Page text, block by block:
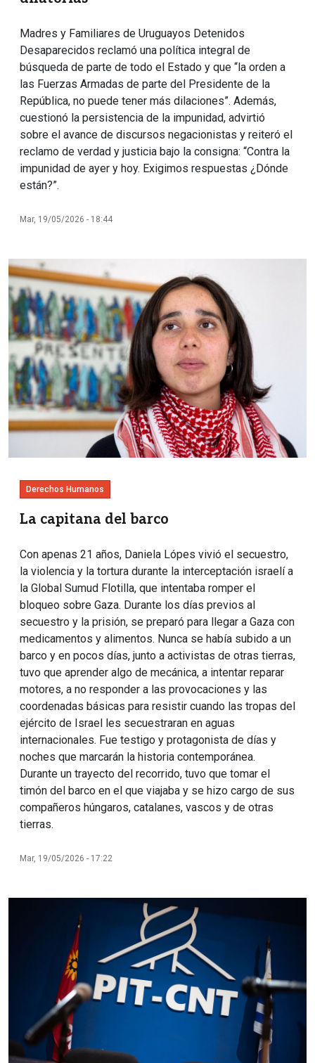
Madres y Familiares de Uruguayos Detenidos
Desaparecidos reclamó una política integral de
búsqueda de parte de todo el Estado y que “la orden a
las Fuerzas Armadas de parte del Presidente de la
República, no puede tener más dilaciones”. Además,
cuestionó la persistencia de la impunidad, advirtió
sobre el avance de discursos negacionistas y reiteró el
reclamo de verdad y justicia bajo la consigna: “Contra la
impunidad de ayer y hoy. Exigimos respuestas ¿Dónde
están?”.
Mar, 19/05/2026 - 18:44
Imagen
Derechos Humanos
La capitana del barco
Con apenas 21 años, Daniela Lópes vivió el secuestro,
la violencia y la tortura durante la interceptación israelí a
la Global Sumud Flotilla, que intentaba romper el
bloqueo sobre Gaza. Durante los días previos al
secuestro y la prisión, se preparó para llegar a Gaza con
medicamentos y alimentos. Nunca se había subido a un
barco y en pocos días, junto a activistas de otras tierras,
tuvo que aprender algo de mecánica, a intentar reparar
motores, a no responder a las provocaciones y las
coordenadas básicas para resistir cuando las tropas del
ejército de Israel les secuestraran en aguas
internacionales. Fue testigo y protagonista de días y
noches que marcarán la historia contemporánea.
Durante un trayecto del recorrido, tuvo que tomar el
timón del barco en el que viajaba y se hizo cargo de sus
compañeros húngaros, catalanes, vascos y de otras
tierras.
Mar, 19/05/2026 - 17:22